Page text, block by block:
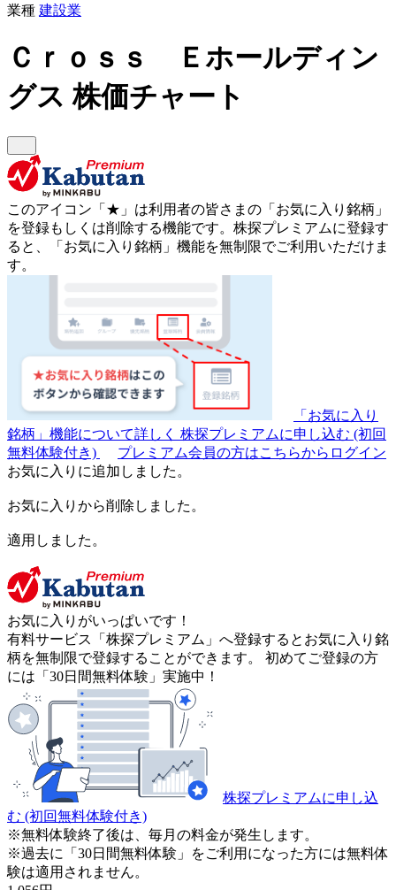
業種 建設業
Ｃｒｏｓｓ Ｅホールディン
グス株価チャート
このアイコン 「★」 は利用者の皆さまの 「お気に入り銘柄」
を登録もしくは削除する機能です。 株探プレミアムに登録す
ると、「お気に入り銘柄」機能を無制限でご利用いただけま
す。
「お気に入り
銘柄」機能について詳しく 株探プレミアムに申し込む (初回
無料体験付き)
プレミアム会員の方はこちらからログイン
お気に入りに追加しました。
お気に入りから削除しました。
適用しました。
お気に入りがいっぱいです！
有料サービス「株探プレミアム」へ登録するとお気に入り銘
柄を無制限で登録することができます。 初めてご登録の方
には「30日間無料体験」実施中！
株探プレミアムに申し込
む (初回無料体験付き)
※無料体験終了後は、毎月の料金が発生します。
※過去に「30日間無料体験」をご利用になった方には無料体
験は適用されません。